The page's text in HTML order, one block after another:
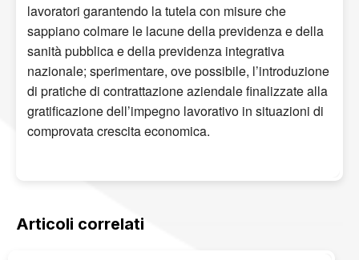
lavoratori garantendo la tutela con misure che
sappiano colmare le lacune della previdenza e della
sanità pubblica e della previdenza integrativa
nazionale; sperimentare, ove possibile, l’introduzione
di pratiche di contrattazione aziendale finalizzate alla
gratificazione dell’impegno lavorativo in situazioni di
comprovata crescita economica.
Articoli correlati